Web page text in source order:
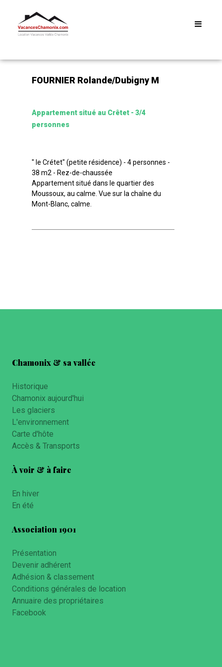
FOURNIER Rolande/Dubigny M
Appartement situé au Crêtet - 3/4
personnes
" le Crétet" (petite résidence) - 4 personnes -
38 m2 - Rez-de-chaussée
Appartement situé dans le quartier des
Moussoux, au calme. Vue sur la chaîne du
Mont-Blanc, calme.
Chamonix & sa vallée
Historique
Chamonix aujourd'hui
Les glaciers
L'environnement
Carte d'hôte
Accès & Transports
À voir & à faire
En hiver
En été
Association 1901
Présentation
Devenir adhérent
Adhésion & classement
Conditions générales de location
Annuaire des propriétaires
Facebook